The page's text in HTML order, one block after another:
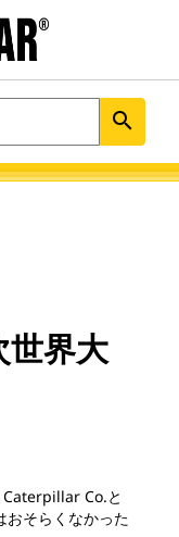
search
世界大
Co.と
おそらくなかった